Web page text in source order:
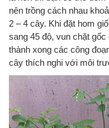
nên trồng cách nhau
2 – 4 cây. Khi đặt hom
sang 45 độ, vun chặt
thành xong các công
cây thích nghi với môi